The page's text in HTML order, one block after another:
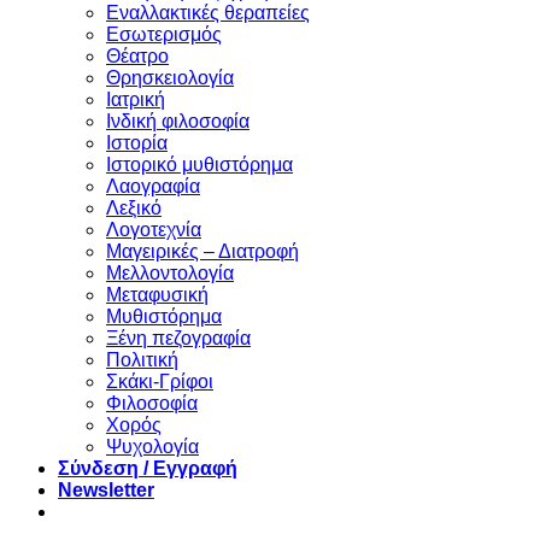
Eναλλακτικές θεραπείες
Eσωτερισμός
Θέατρο
Θρησκειολογία
Ιατρική
Ινδική φιλοσοφία
Ιστορία
Ιστορικό μυθιστόρημα
Λαογραφία
Λεξικό
Λογοτεχνία
Μαγειρικές – Διατροφή
Μελλοντολογία
Μεταφυσική
Μυθιστόρημα
Ξένη πεζογραφία
Πολιτική
Σκάκι-Γρίφοι
Φιλοσοφία
Χορός
Ψυχολογία
Σύνδεση / Εγγραφή
Newsletter